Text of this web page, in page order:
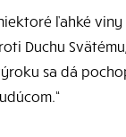
ľahké
Duchu
sa dá